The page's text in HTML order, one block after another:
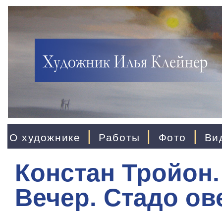
О художнике | Работы | Фото |
Констан
Вечер. Стадо